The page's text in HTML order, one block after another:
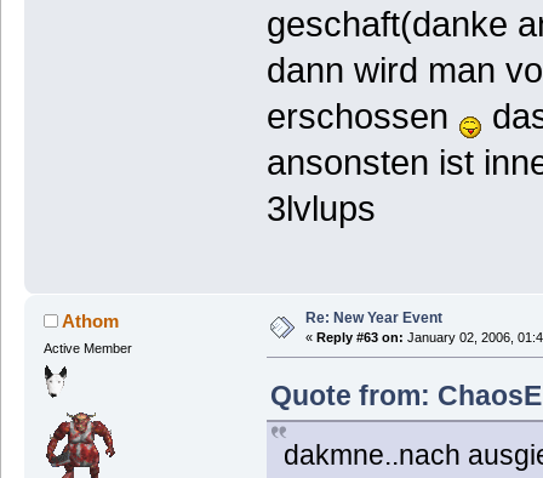
geschaft(danke
dann wird man
erschossen
ansonsten ist
3lvlups
Athom
Active Member
Re: New Year Event
« Reply #63 on: January 02, 2006,
Quote from:
dakmne..nach